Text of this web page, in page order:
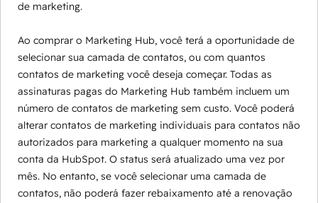
de marketing.
Ao comprar o Marketing Hub, você terá a oportunidade de
selecionar sua camada de contatos, ou com quantos
contatos de marketing você deseja começar. Todas as
assinaturas pagas do Marketing Hub também incluem um
número de contatos de marketing sem custo. Você poderá
alterar contatos de marketing individuais para contatos não
autorizados para marketing a qualquer momento na sua
conta da HubSpot. O status será atualizado uma vez por
mês. No entanto, se você selecionar uma camada de
contatos, não poderá fazer rebaixamento até a renovação